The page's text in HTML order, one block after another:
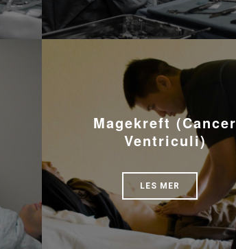
Magekreft (Cancer
Ventriculi)
LES MER